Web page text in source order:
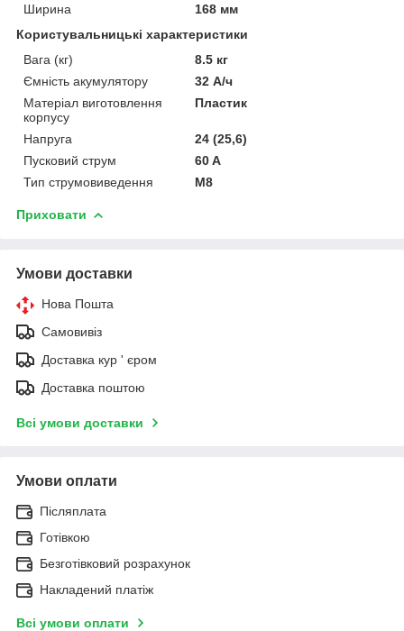
Ширина
168 мм
Користувальницькі характеристики
Вага (кг)
8.5 кг
Ємність акумулятору
32 А/ч
Матеріал виготовлення
корпусу
Пластик
Напруга
24 (25,6)
Пусковий струм
60 A
Тип струмовиведення
М8
Приховати
Умови доставки
Нова Пошта
Самовивіз
Доставка кур ' єром
Доставка поштою
Всі умови доставки
Умови оплати
Післяплата
Готівкою
Безготівковий розрахунок
Накладений платіж
Всі умови оплати